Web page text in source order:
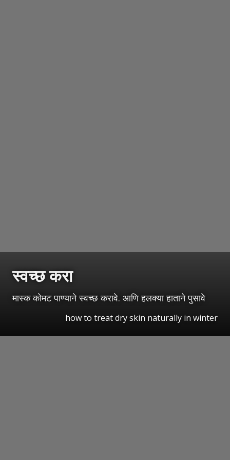
स्वच्छ करा
मास्क कोमट पाण्याने स्वच्छ करावे. आणि हलक्या हाताने पुसावे
how to treat dry skin naturally in winter